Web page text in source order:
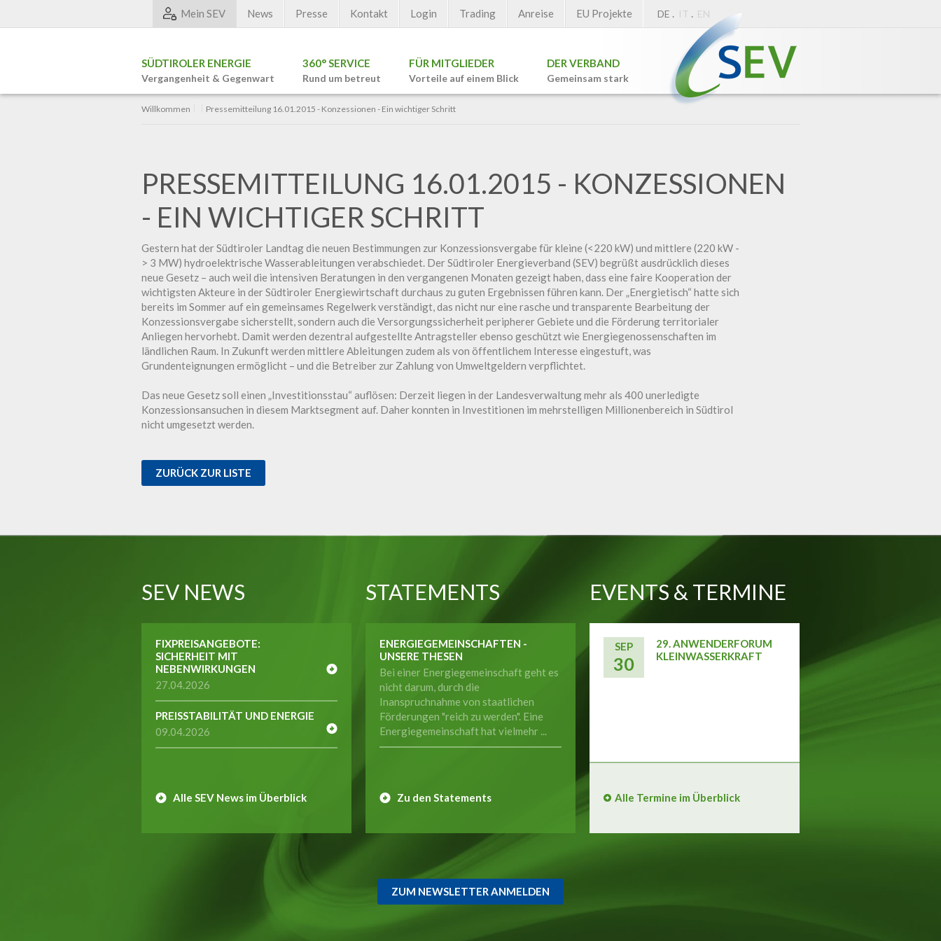
SÜDTIROLER ENERGIE
Vergangenheit & Gegenwart
360° SERVICE
Rund um betreut
FÜR MITGLIEDER
Vorteile auf einem Blick
DER VERBAND
Gemeinsam stark
Mein SEV News Presse Kontakt Login Trading Anreise EU Projekte DE . IT . EN
Willkommen Pressemitteilung 16.01.2015 - Konzessionen - Ein wichtiger Schritt
PRESSEMITTEILUNG 16.01.2015 - KONZESSIONEN
- EIN WICHTIGER SCHRITT
Gestern hat der Südtiroler Landtag die neuen Bestimmungen zur Konzessionsvergabe für kleine (<220 kW) und mittlere (220 kW -
> 3 MW) hydroelektrische Wasserableitungen verabschiedet. Der Südtiroler Energieverband (SEV) begrüßt ausdrücklich dieses
neue Gesetz – auch weil die intensiven Beratungen in den vergangenen Monaten gezeigt haben, dass eine faire Kooperation der
wichtigsten Akteure in der Südtiroler Energiewirtschaft durchaus zu guten Ergebnissen führen kann. Der „Energietisch“ hatte sich
bereits im Sommer auf ein gemeinsames Regelwerk verständigt, das nicht nur eine rasche und transparente Bearbeitung der
Konzessionsvergabe sicherstellt, sondern auch die Versorgungssicherheit peripherer Gebiete und die Förderung territorialer
Anliegen hervorhebt. Damit werden dezentral aufgestellte Antragsteller ebenso geschützt wie Energiegenossenschaften im
ländlichen Raum. In Zukunft werden mittlere Ableitungen zudem als von öffentlichem Interesse eingestuft, was
Grundenteignungen ermöglicht – und die Betreiber zur Zahlung von Umweltgeldern verpflichtet.
Das neue Gesetz soll einen „Investitionsstau“ auflösen: Derzeit liegen in der Landesverwaltung mehr als 400 unerledigte
Konzessionsansuchen in diesem Marktsegment auf. Daher konnten in Investitionen im mehrstelligen Millionenbereich in Südtirol
nicht umgesetzt werden.
ZURÜCK ZUR LISTE
SEV NEWS
FIXPREISANGEBOTE:
SICHERHEIT MIT
NEBENWIRKUNGEN
27.04.2026
PREISSTABILITÄT UND ENERGIE
09.04.2026
Alle SEV News im Überblick
STATEMENTS
ENERGIEGEMEINSCHAFTEN -
UNSERE THESEN
Bei einer Energiegemeinschaft geht es
nicht darum, durch die
Inanspruchnahme von staatlichen
Förderungen "reich zu werden". Eine
Energiegemeinschaft hat vielmehr ...
Zu den Statements
EVENTS & TERMINE
SEP
30
29. ANWENDERFORUM
KLEINWASSERKRAFT
Alle Termine im Überblick
ZUM NEWSLETTER ANMELDEN